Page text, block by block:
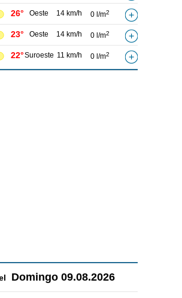
26° Oeste 14 km/h 0 l/m2
23° Oeste 14 km/h 0 l/m2
22°Suroeste 11 km/h 0 l/m2
Domingo 09.08.2026